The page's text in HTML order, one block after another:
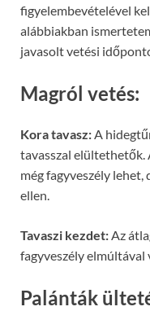
figyelembevételével
alábbiakban
javasolt vetési
Magról vetés:
Kora tavasz:A
tavasszal elültethetők.
még fagyveszély lehet,
ellen.
Tavaszi kezdet:Az
fagyveszély elmúltával
Palánták